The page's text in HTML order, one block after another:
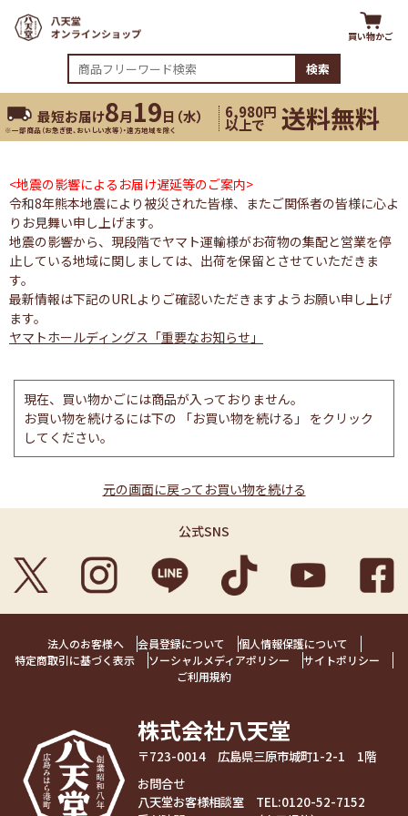
買い物かご
検索
最短お届け8月19日（水）
※一部商品（お急ぎ便、おいしい水等）・遠方地域を除く
6,980円
以上で 送料無料
<地震の影響によるお届け遅延等のご案内>
令和8年熊本地震により被災された皆様、またご関係者の皆様に心よ
りお見舞い申し上げます。
地震の影響から、現段階でヤマト運輸様がお荷物の集配と営業を停
止している地域に関しましては、出荷を保留とさせていただきま
す。
最新情報は下記のURLよりご確認いただきますようお願い申し上げ
ます。
ヤマトホールディングス「重要なお知らせ」
現在、買い物かごには商品が入っておりません。
お買い物を続けるには下の 「お買い物を続ける」 をクリック
してください。
元の画面に戻ってお買い物を続ける
公式SNS
法人のお客様へ 会員登録について
個人情報保護について
特定商取引に基づく表示
ソーシャルメディアポリシー
サイトポリシー
ご利用規約
株式会社八天堂
〒723-0014 広島県三原市城町1-2-1 1階
お問合せ
八天堂お客様相談室 TEL:0120-52-7152